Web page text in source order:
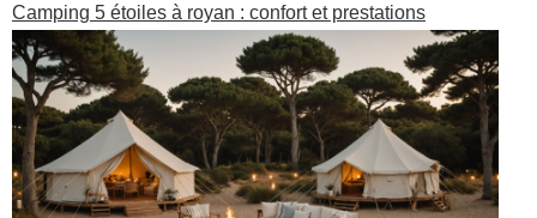
Camping 5 étoiles à royan : confort et prestations